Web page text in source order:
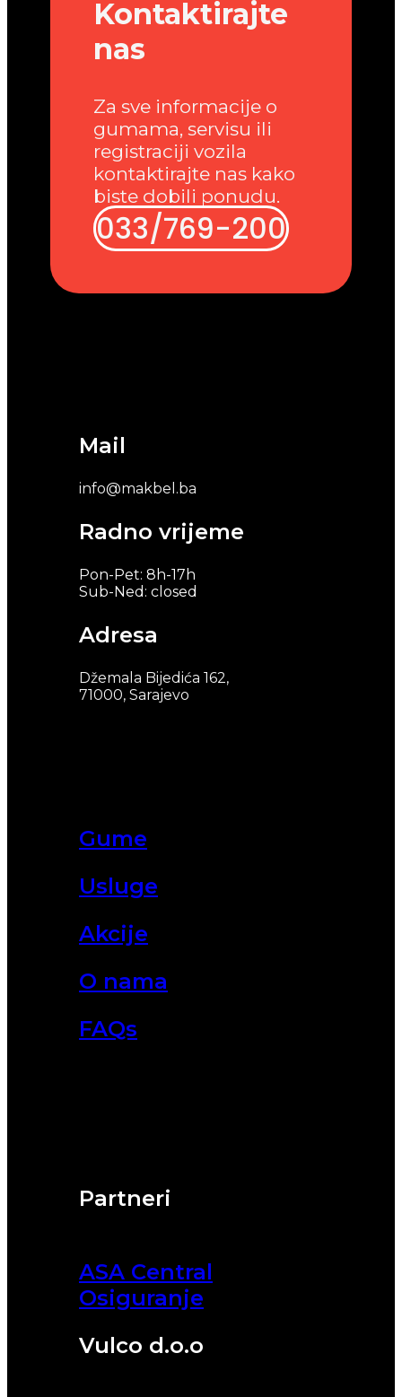
Partneri
ASA Central
Osiguranje
Vulco d.o.o
Gume
Usluge
Akcije
O nama
FAQs
Mail
info@makbel.ba
Radno vrijeme
Pon-Pet: 8h-17h
Sub-Ned: closed
Adresa
Džemala Bijedića 162,
71000, Sarajevo
Kontaktirajte
nas
Za sve informacije o
gumama, servisu ili
registraciji vozila
kontaktirajte nas kako
biste dobili ponudu.
033/769-200